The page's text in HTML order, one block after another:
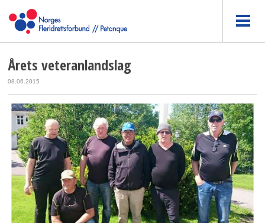
Årets veteranlandslag
08.06.2015